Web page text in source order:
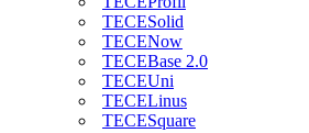
TECESolid
TECENow
TECEBase 2.0
TECEUni
TECELinus
TECESquare